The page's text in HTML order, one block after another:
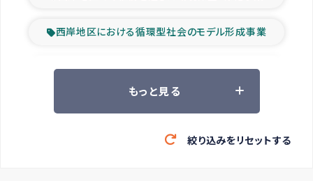
西岸地区における循環型社会のモデル形成事業
ツアー参加者の声
緊急救援の時代
もっと見る
絞り込みをリセットする